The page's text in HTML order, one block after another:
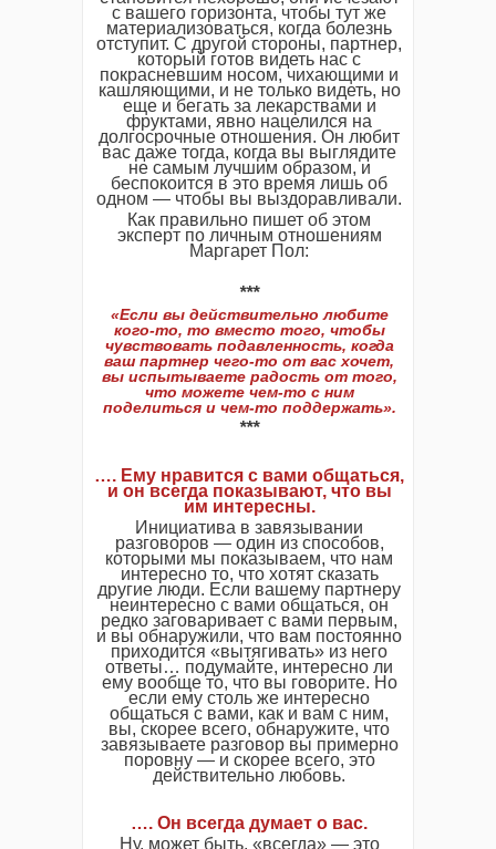
с вашего горизонта, чтобы тут же
материализоваться, когда болезнь
отступит. С другой стороны, партнер,
который готов видеть нас с
покрасневшим носом, чихающими и
кашляющими, и не только видеть, но
еще и бегать за лекарствами и
фруктами, явно нацелился на
долгосрочные отношения. Он любит
вас даже тогда, когда вы выглядите
не самым лучшим образом, и
беспокоится в это время лишь об
одном — чтобы вы выздоравливали.
Как правильно пишет об этом
эксперт по личным отношениям
Маргарет Пол:
***
«Если вы действительно любите
кого-то, то вместо того, чтобы
чувствовать подавленность, когда
ваш партнер чего-то от вас хочет,
вы испытываете радость от того,
что можете чем-то с ним
поделиться и чем-то поддержать».
***
…. Ему нравится с вами общаться,
и он всегда показывают, что вы
им интересны.
Инициатива в завязывании
разговоров — один из способов,
которыми мы показываем, что нам
интересно то, что хотят сказать
другие люди. Если вашему партнеру
неинтересно с вами общаться, он
редко заговаривает с вами первым,
и вы обнаружили, что вам постоянно
приходится «вытягивать» из него
ответы… подумайте, интересно ли
ему вообще то, что вы говорите. Но
если ему столь же интересно
общаться с вами, как и вам с ним,
вы, скорее всего, обнаружите, что
завязываете разговор вы примерно
поровну — и скорее всего, это
действительно любовь.
…. Он всегда думает о вас.
Ну, может быть, «всегда» — это